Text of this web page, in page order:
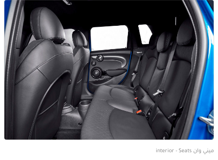
ميني وان interior - Seats